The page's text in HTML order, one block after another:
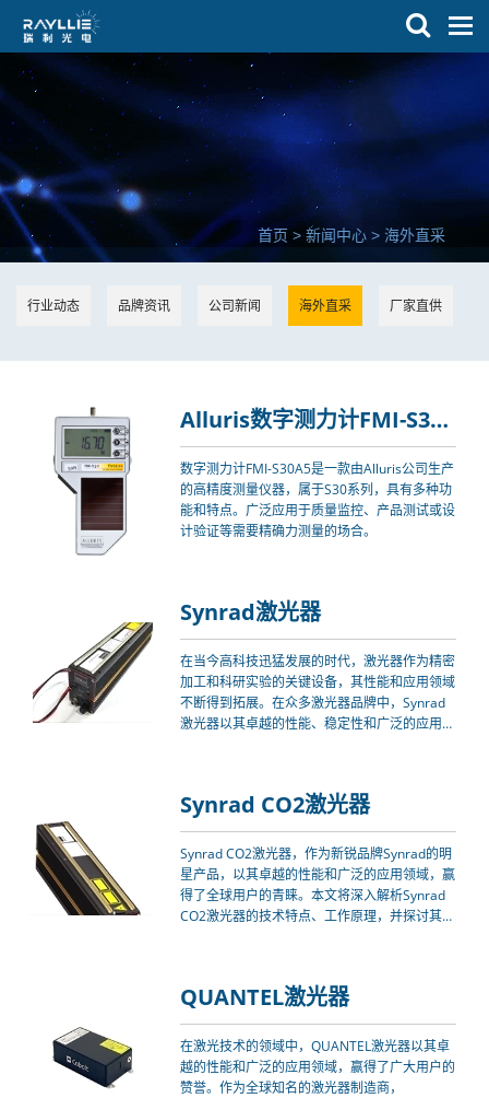
菜
首页 > 新闻中心 > 海外直采
行业动态 品牌资讯 公司新闻 海外直采 厂家直供
Alluris数字测力计FMI-S30A5
数字测力计FMI-S30A5是一款由Alluris公司生产
的高精度测量仪器，属于S30系列，具有多种功
能和特点。广泛应用于质量监控、产品测试或设
计验证等需要精确力测量的场合。
Synrad激光器
在当今高科技迅猛发展的时代，激光器作为精密
加工和科研实验的关键设备，其性能和应用领域
不断得到拓展。在众多激光器品牌中，Synrad
激光器以其卓越的性能、稳定性和广泛的应用领
面而深入的了解。
Synrad CO2激光器
Synrad CO2激光器，作为新锐品牌Synrad的明
星产品，以其卓越的性能和广泛的应用领域，赢
得了全球用户的青睐。本文将深入解析Synrad
CO2激光器的技术特点、工作原理，并探讨其在
QUANTEL激光器
在激光技术的领域中，QUANTEL激光器以其卓
越的性能和广泛的应用领域，赢得了广大用户的
赞誉。作为全球知名的激光器制造商，